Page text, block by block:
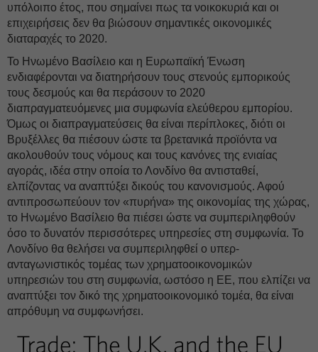
υπόλοιπο έτος, που σημαίνει πως τα νοικοκυριά και οι
επιχειρήσεις δεν θα βιώσουν σημαντικές οικονομικές
διαταραχές το 2020.
Το Ηνωμένο Βασίλειο και η Ευρωπαϊκή Ένωση
ενδιαφέρονται να διατηρήσουν τους στενούς εμπορικούς
τους δεσμούς και θα περάσουν το 2020
διαπραγματευόμενες μια συμφωνία ελεύθερου εμπορίου.
Όμως οι διαπραγματεύσεις θα είναι περίπλοκες, διότι οι
Βρυξέλλες θα πιέσουν ώστε τα βρετανικά προϊόντα να
ακολουθούν τους νόμους και τους κανόνες της ενιαίας
αγοράς, ιδέα στην οποία το Λονδίνο θα αντισταθεί,
ελπίζοντας να αναπτύξει δικούς του κανονισμούς. Αφού
αντιπροσωπεύουν τον «πυρήνα» της οικονομίας της χώρας,
το Ηνωμένο Βασίλειο θα πιέσει ώστε να συμπεριληφθούν
όσο το δυνατόν περισσότερες υπηρεσίες στη συμφωνία. Το
Λονδίνο θα θελήσει να συμπεριληφθεί ο υπερ-
ανταγωνιστικός τομέας των χρηματοοικονομικών
υπηρεσιών του στη συμφωνία, ωστόσο η ΕΕ, που ελπίζει να
αναπτύξει τον δικό της χρηματοοικονομικό τομέα, θα είναι
απρόθυμη να συμφωνήσει.